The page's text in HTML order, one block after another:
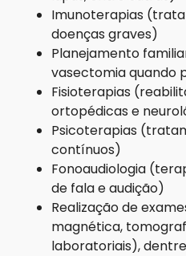
Imunoterapias
doenças graves)
Planejamento
vasectomia quando
Fisioterapias
ortopédicas e
Psicoterapias
contínuos)
Fonoaudiologia
de fala e audição)
Realização de
magnética,
laboratoriais),